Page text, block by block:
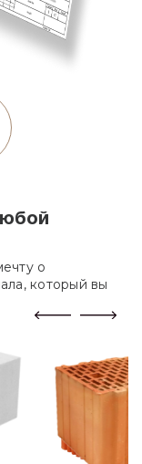
о
который вы